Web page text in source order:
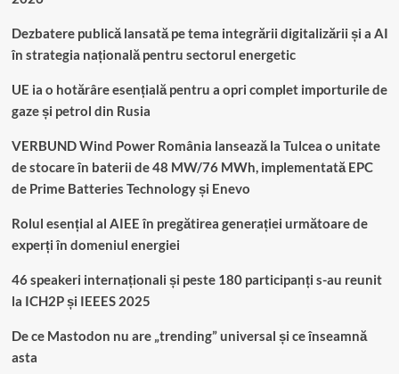
Dezbatere publică lansată pe tema integrării digitalizării și a AI
în strategia națională pentru sectorul energetic
UE ia o hotărâre esențială pentru a opri complet importurile de
gaze și petrol din Rusia
VERBUND Wind Power România lansează la Tulcea o unitate
de stocare în baterii de 48 MW/76 MWh, implementată EPC
de Prime Batteries Technology și Enevo
Rolul esențial al AIEE în pregătirea generației următoare de
experți în domeniul energiei
46 speakeri internaționali și peste 180 participanți s-au reunit
la ICH2P și IEEES 2025
De ce Mastodon nu are „trending” universal și ce înseamnă
asta